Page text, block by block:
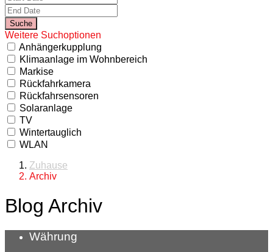
Weitere Suchoptionen
Anhängerkupplung
Klimaanlage im Wohnbereich
Markise
Rückfahrkamera
Rückfahrsensoren
Solaranlage
TV
Wintertauglich
WLAN
Zuhause
Archiv
Blog Archiv
Währung